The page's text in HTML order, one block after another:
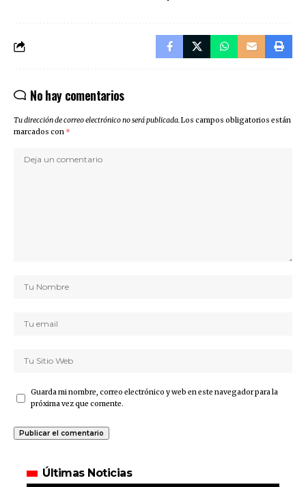
No hay comentarios
Tu dirección de correo electrónico no será publicada.Los campos obligatorios están
marcados con *
Guarda mi nombre, correo electrónico y web en este navegador para la
próxima vez que comente.
Últimas Noticias